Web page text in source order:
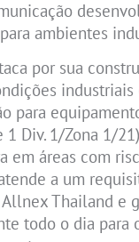
ambientes
por sua
industriais
para
1 Div. 1/Zona 1/
em áreas com
a um
Thailand e
todo o dia para